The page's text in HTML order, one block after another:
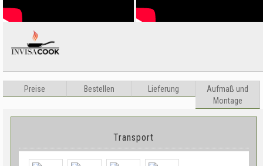
Preise Bestellen Lieferung Aufmaß und
Montage
Transport